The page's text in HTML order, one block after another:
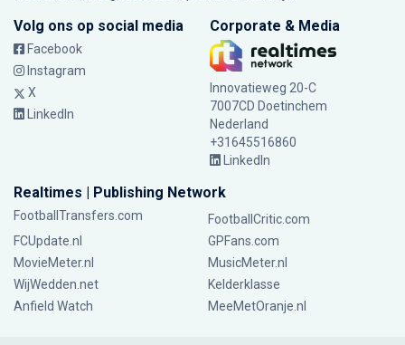
Volg ons op social media
Facebook
Instagram
X
LinkedIn
Corporate & Media
Innovatieweg 20-C
7007CD Doetinchem
Nederland
+31645516860
LinkedIn
Realtimes | Publishing Network
FootballTransfers.com
FootballCritic.com
FCUpdate.nl
GPFans.com
MovieMeter.nl
MusicMeter.nl
WijWedden.net
Kelderklasse
Anfield Watch
MeeMetOranje.nl